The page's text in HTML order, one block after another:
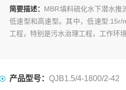
简要描述： MBR填料硫化水下潜水推
低速型和高速型。其中，低速型
工程，特别是污水治理工程，工作环
产品型号： QJB1.5/4-1800/2-42